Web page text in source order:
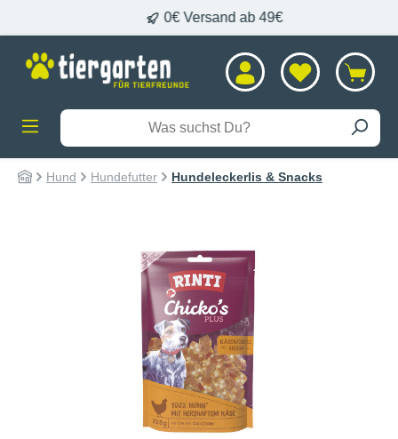
0€ Versand ab 49€
Hund Hundefutter Hundeleckerlis & Snacks